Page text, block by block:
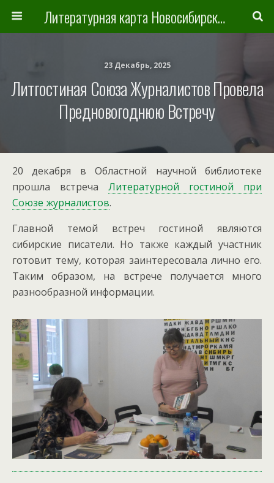
Литературная карта Новосибирска и Новосибирской области
23 Декабрь, 2025
Литгостиная Союза Журналистов Провела
Предновогоднюю Встречу
20 декабря в Областной научной библиотеке
прошла встреча Литературной гостиной при
Союзе журналистов.
Главной темой встреч гостиной являются
сибирские писатели. Но также каждый участник
готовит тему, которая заинтересовала лично его.
Таким образом, на встрече получается много
разнообразной информации.